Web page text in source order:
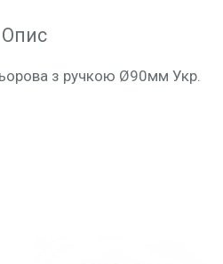
Опис
з ручкою Ø90мм Укр.